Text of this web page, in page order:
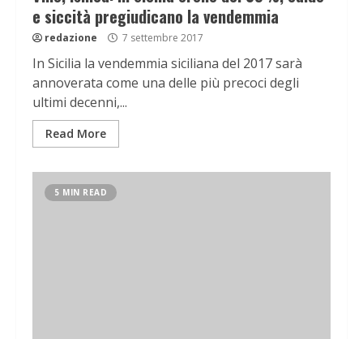
e siccità pregiudicano la vendemmia
redazione 7 settembre 2017
In Sicilia la vendemmia siciliana del 2017 sarà
annoverata come una delle più precoci degli
ultimi decenni,...
Read More
5 MIN READ